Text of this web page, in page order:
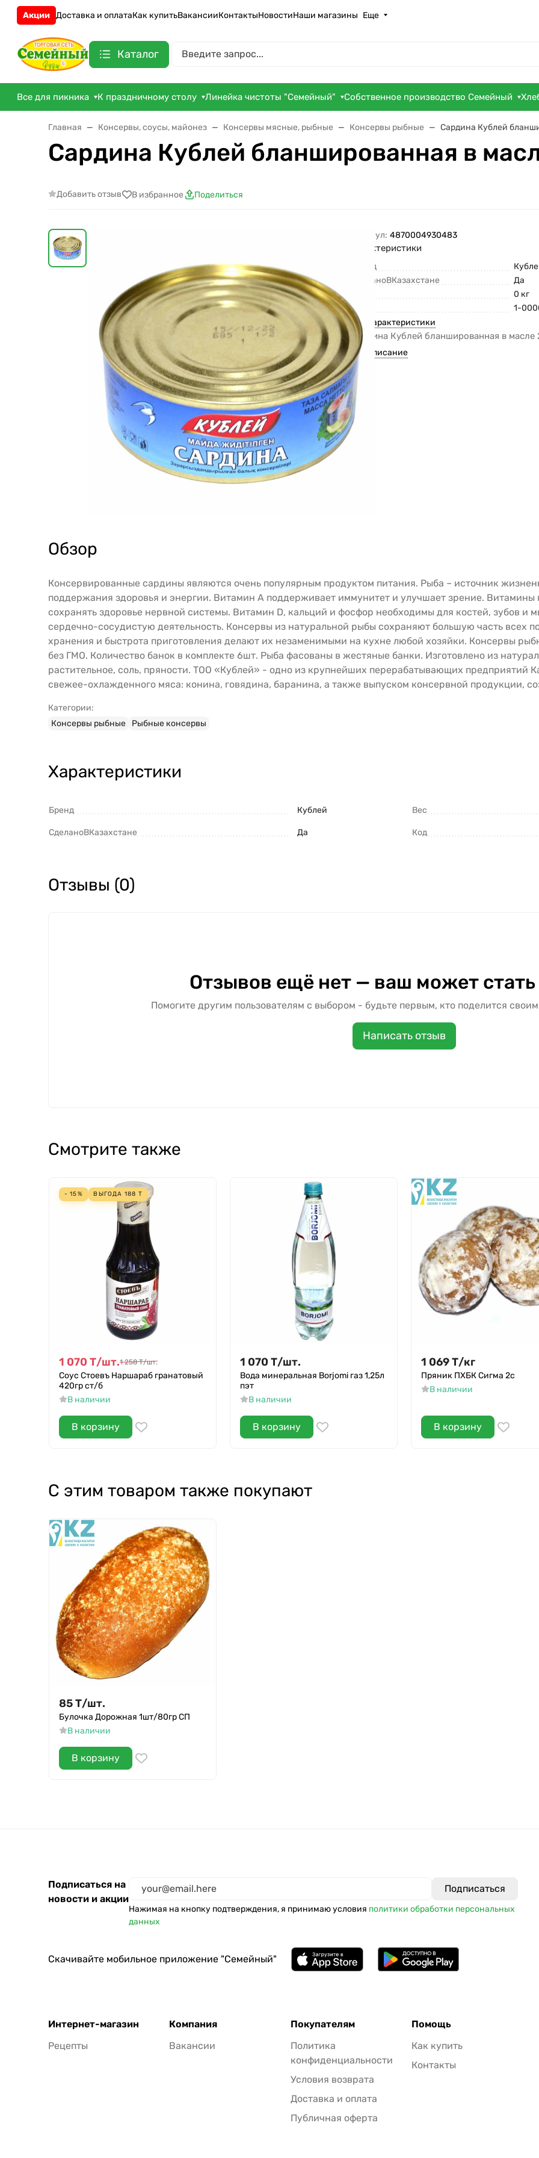
Акции Доставка и оплатаКак купитьВакансииКонтактыНовостиНаши магазины Еще
Каталог
Все для пикника К праздничному столу Линейка чистоты "Семейный" Собственное производство Семейный
Главная Консервы, соусы, майонез Консервы мясные, рыбные Консервы рыбные Сардина Кублей
Сардина Кублей бланшированная в
Добавить отзыв В избранное Поделиться
Артикул: 4870004930483
Характеристики
Бренд
СделаноВКазахстане
Да
0 кг
Код
1-
Все характеристики
Сардина Кублей бланшированная в
Все описание
Обзор
Консервированные сардины являются очень популярным продуктом питания. Рыба – источник
поддержания здоровья и энергии. Витамин А поддерживает иммунитет и улучшает зрение. Витамины
сохранять здоровье нервной системы. Витамин D, кальций и фосфор необходимы для костей, зубов и
сердечно-сосудистую деятельность. Консервы из натуральной рыбы сохраняют большую часть всех
хранения и быстрота приготовления делают их незаменимыми на кухне любой хозяйки. Консервы
без ГМО. Количество банок в комплекте 6шт. Рыба фасованы в жестяные банки. Изготовлено из
растительное, соль, пряности. ТОО «Кублей» - одно из крупнейших перерабатывающих предприятий
свежее-охлажденного мяса: конина, говядина, баранина, а также выпуском консервной продукции,
Категории:
Консервы рыбные
Рыбные консервы
Характеристики
Бренд Кублей
СделаноВКазахстане Да
Вес
Код
Отзывы (0)
Отзывов ещё нет — ваш может
Помогите другим пользователям с выбором - будьте первым, кто поделится
Написать отзыв
Смотрите также
- 15% ВЫГОДА 188 Т
1 070 Т/шт.1 258 Т/шт.
Соус Стоевъ Наршараб гранатовый
420гр ст/б
В наличии
В корзину
1 070 Т/шт.
Вода минеральная Borjomi газ 1,25л
пэт
В наличии
В корзину
1 069Т/кг
Пряник ПХБК Сигма 2с
В наличии
В корзину
С этим товаром также покупают
85Т/шт.
Булочка Дорожная 1шт/80гр СП
В наличии
В корзину
Подписаться на
новости и акции
Нажимая на кнопку подтверждения, я принимаю условия политики обработки персональных
данных
Скачивайте мобильное приложение "Семейный"
Интернет-магазин
Рецепты
Компания
Вакансии
Покупателям
Политика
конфиденциальности
Условия возврата
Доставка и оплата
Публичная оферта
Помощь
Как купить
Контакты